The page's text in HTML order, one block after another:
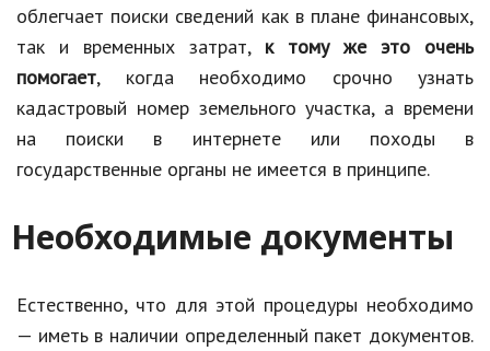
облегчает поиски сведений как в плане финансовых,
так и временных затрат, к тому же это очень
помогает, когда необходимо срочно узнать
кадастровый номер земельного участка, а времени
на поиски в интернете или походы в
государственные органы не имеется в принципе.
Необходимые документы
Естественно, что для этой процедуры необходимо
— иметь в наличии определенный пакет документов.